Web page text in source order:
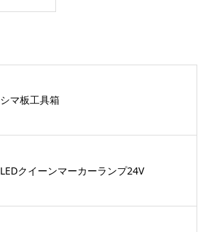
シマ板工具箱
LEDクイーンマーカーランプ24V